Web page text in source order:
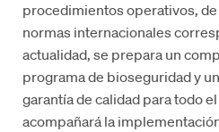
procedimientos operativos,
normas internacionales
actualidad, se prepara un
programa de bioseguridad y
garantía de calidad para todo
acompañará la